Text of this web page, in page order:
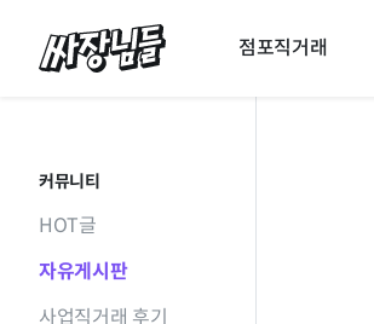
싸장님들 점포직거래
커뮤니티
HOT글
자유게시판
사업직거래 후기